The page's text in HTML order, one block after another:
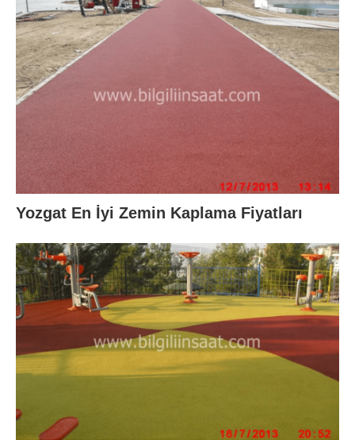
Yozgat En İyi Zemin Kaplama Fiyatları